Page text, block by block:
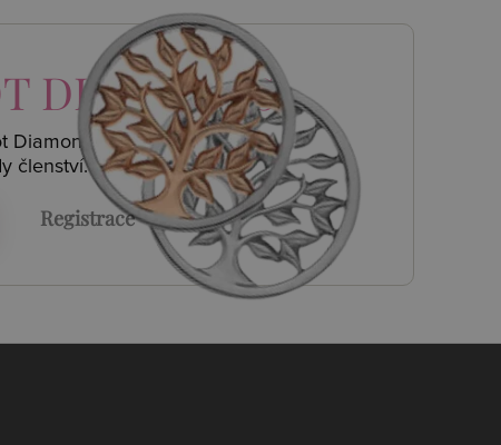
DIAMONDS
Diamonds a
členství.
Registrace